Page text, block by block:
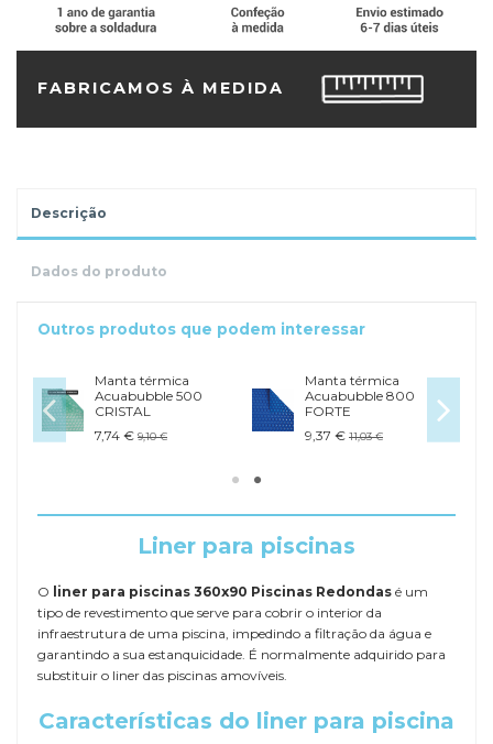
FABRICAMOS À MEDIDA
Descrição
Dados do produto
Outros produtos que podem interessar
Manta térmica
Acuabubble 500
CRISTAL
7,74 € 9,10 €
Manta térmica
Acuabubble 800
FORTE
9,37 € 11,03 €
Liner para piscinas
O liner para piscinas 360x90 Piscinas Redondas é um
tipo de revestimento que serve para cobrir o interior da
infraestrutura de uma piscina, impedindo a filtração da água e
garantindo a sua estanquicidade. É normalmente adquirido para
substituir o liner das piscinas amovíveis.
Características do liner para piscina